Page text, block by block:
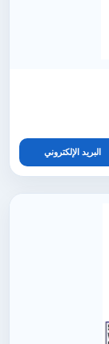
البريد الإلكتروني